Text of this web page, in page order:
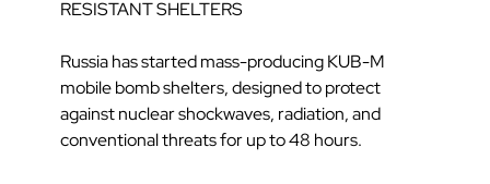
RESISTANT SHELTERS
Russia has started mass-producing KUB-M
mobile bomb shelters, designed to protect
against nuclear shockwaves, radiation, and
conventional threats for up to 48 hours.